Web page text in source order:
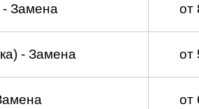
- Замена от
- Замена от
от